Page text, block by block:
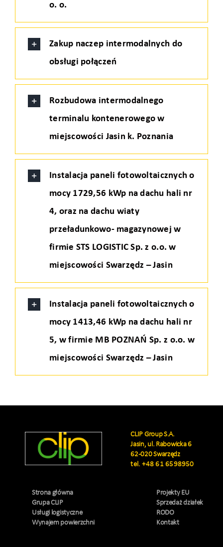
o. o.
Zakup naczep intermodalnych do
obsługi połączeń
Rozbudowa intermodalnego
terminalu kontenerowego w
miejscowości Jasin k. Poznania
Instalacja paneli fotowoltaicznych o
mocy 1729,56 kWp na dachu hali nr
4, oraz na dachu wiaty
przeładunkowo- magazynowej w
firmie STS LOGISTIC Sp. z o.o. w
miejscowości Swarzędz – Jasin
Instalacja paneli fotowoltaicznych o
mocy 1413,46 kWp na dachu hali nr
5, w firmie MB POZNAŃ Sp. z o.o. w
miejscowości Swarzędz – Jasin
CLIP Group S.A.
Jasin, ul. Rabowicka 6
62-020 Swarzędz
tel.+48 61 6598950
Strona główna
Grupa CLIP
Usługi logistyczne
Wynajem powierzchni
Projekty EU
Sprzedaż działek
RODO
Kontakt